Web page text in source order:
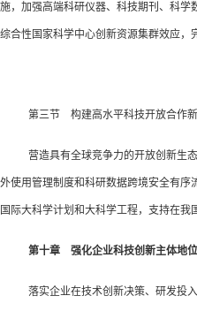
施，加强高端科研仪器、科技期刊、科
综合性国家科学中心创新资源集群效应，
第三节 构建高水平科技开放合作
营造具有全球竞争力的开放创新生
外使用管理制度和科研数据跨境安全有
国际大科学计划和大科学工程，支持在
第十章 强化企业科技创新主体地位
落实企业在技术创新决策、研发投